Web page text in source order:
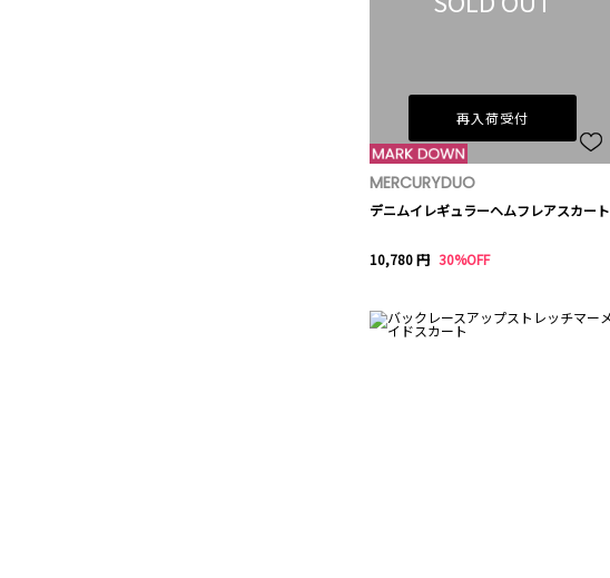
再入荷受付
MERCURYDUO
デニムイレギュラーヘムフレアスカート
10,780 円 30%OFF